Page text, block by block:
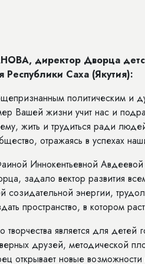
директор Дворца
Республики Саха (Якутия):
политическим и
Вашей жизни учит нас и
жить и трудиться ради
отражаясь в успехах
Иннокентьевной
задало вектор развития
созидательной энергии,
пространство, в котором
является для детей
верных друзей, методической
открывает новые